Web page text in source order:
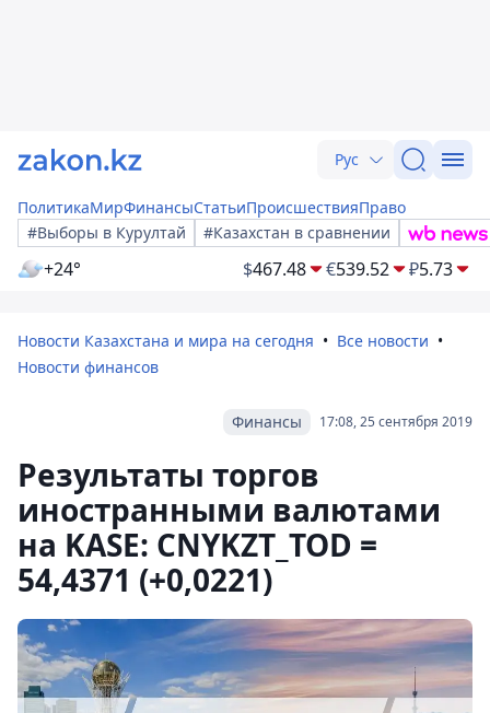
Рус
ПолитикаМирФинансыСтатьиПроисшествияПраво
#Выборы в Курултай
#Казахстан в сравнении
+24° $467.48 €539.52 ₽5.73
Новости Казахстана и мира на сегодня
Все новости
Новости финансов
17:08, 25 сентября 2019
Финансы
Результаты торгов
иностранными валютами
на KASE: CNYKZT_TOD =
54,4371 (+0,0221)